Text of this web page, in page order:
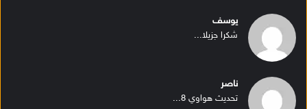
يوسف
شكرا جزيلا...
ناصر
تحديث هواوي 8...